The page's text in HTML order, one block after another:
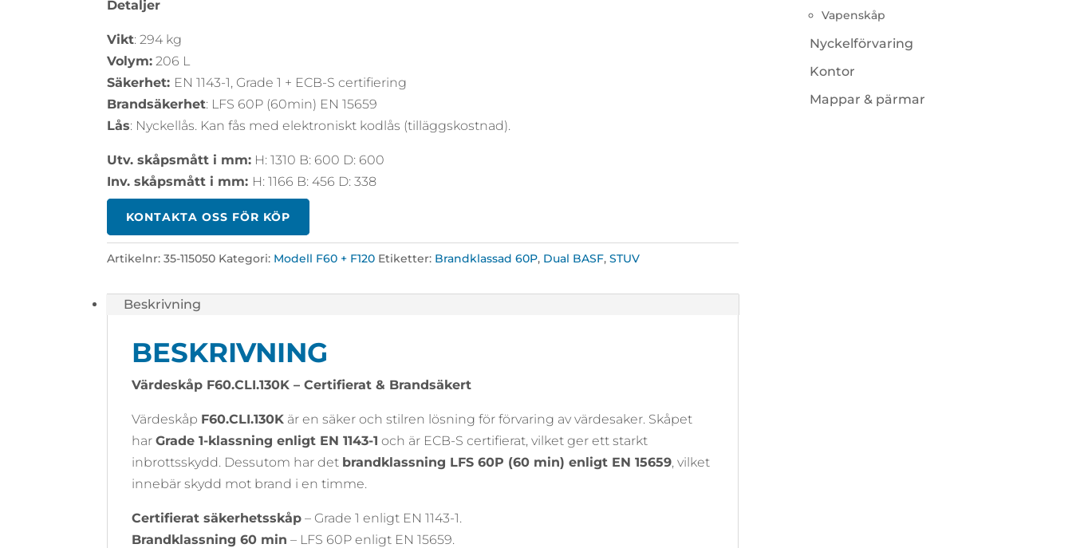
Detaljer
Vikt: 294 kg
Volym: 206 L
Säkerhet: EN 1143-1, Grade 1 + ECB-S certifiering
Brandsäkerhet: LFS 60P (60min) EN 15659
Lås: Nyckellås. Kan fås med elektroniskt kodlås (tilläggskostnad).
Utv. skåpsmått i mm: H: 1310 B: 600 D: 600
Inv. skåpsmått i mm: H: 1166 B: 456 D: 338
KONTAKTA OSS FÖR KÖP
Artikelnr:35-115050 Kategori: Modell F60 + F120 Etiketter: Brandklassad 60P, Dual BASF,STUV
Beskrivning
BESKRIVNING
Värdeskåp F60.CLI.130K – Certifierat & Brandsäkert
Värdeskåp F60.CLI.130K är en säker och stilren lösning för förvaring av värdesaker. Skåpet
harGrade 1-klassning enligt EN 1143-1 och är ECB-S certifierat, vilket ger ett starkt
inbrottsskydd. Dessutom har det brandklassning LFS 60P (60 min) enligt EN 15659, vilket
innebär skydd mot brand i en timme.
Certifierat säkerhetsskåp – Grade 1 enligt EN 1143-1.
Brandklassning 60 min – LFS 60P enligt EN 15659.
Vapenskåp
Nyckelförvaring
Kontor
Mappar & pärmar